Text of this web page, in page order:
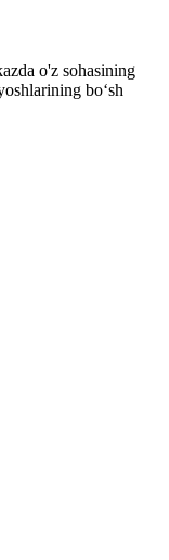
o'z sohasining
bo‘sh